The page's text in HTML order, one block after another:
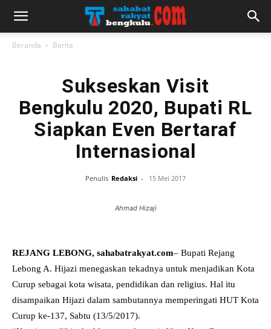
Beranda Berita
Sukseskan Visit
Bengkulu 2020, Bupati RL
Siapkan Even Bertaraf
Internasional
Penulis Redaksi - 15 Mei 2017
Ahmad Hizaji
REJANG LEBONG, sahabatrakyat.com– Bupati Rejang
Lebong A. Hijazi menegaskan tekadnya untuk menjadikan Kota
Curup sebagai kota wisata, pendidikan dan religius. Hal itu
disampaikan Hijazi dalam sambutannya memperingati HUT Kota
Curup ke-137, Sabtu (13/5/2017).